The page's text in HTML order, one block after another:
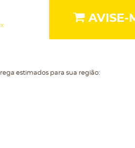
AVISE-
estimados para sua região: